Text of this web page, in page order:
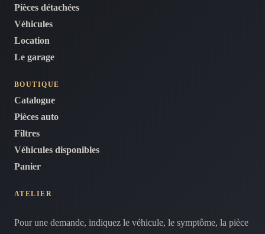
Pièces détachées
Véhicules
Location
Le garage
BOUTIQUE
Catalogue
Pièces auto
Filtres
Véhicules disponibles
Panier
ATELIER
Pour une demande, indiquez le véhicule, le symptôme, la pièce